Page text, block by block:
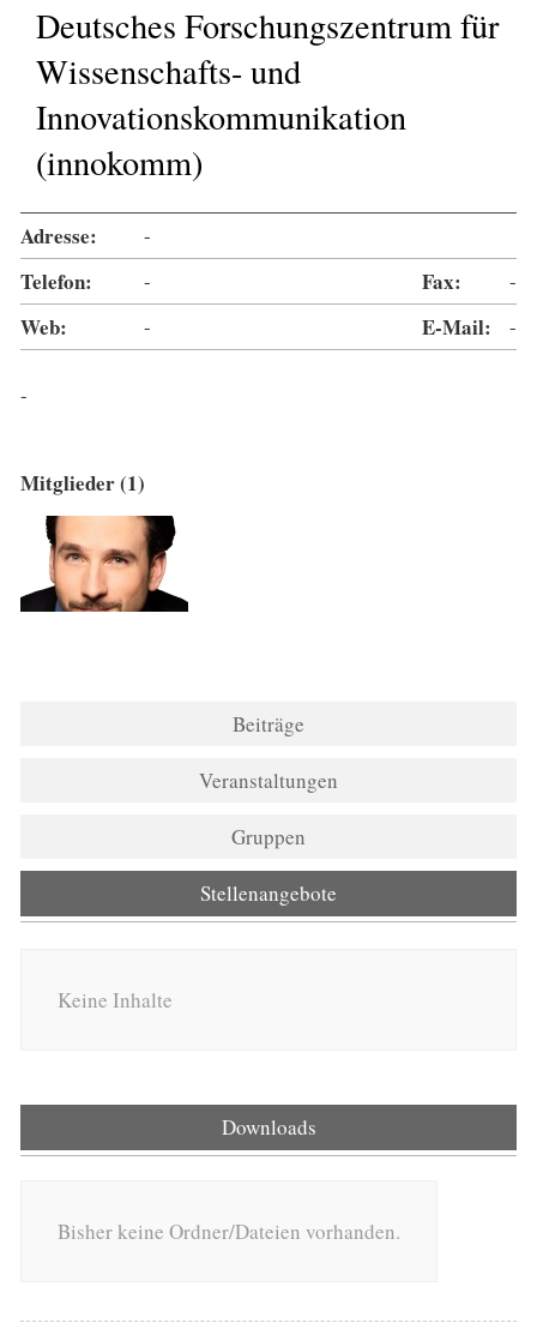
Deutsches Forschungszentrum für
Wissenschafts- und
Innovationskommunikation
(innokomm)
Adresse: -
Telefon: - Fax: -
Web: - E-Mail: -
-
Mitglieder (1)
Beiträge
Veranstaltungen
Gruppen
Stellenangebote
Keine Inhalte
Downloads
Bisher keine Ordner/Dateien vorhanden.